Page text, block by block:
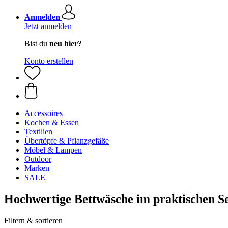
Anmelden
Jetzt anmelden
Bist du neu hier?
Konto erstellen
Accessoires
Kochen & Essen
Textilien
Übertöpfe & Pflanzgefäße
Möbel & Lampen
Outdoor
Marken
SALE
Hochwertige Bettwäsche im praktischen
Filtern & sortieren